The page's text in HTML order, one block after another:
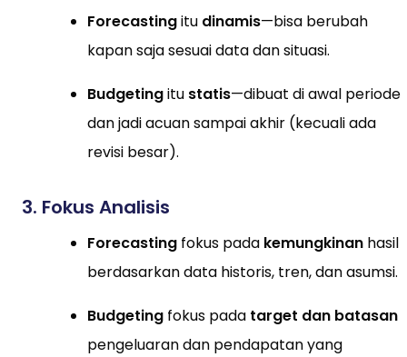
Forecastingitu dinamis—bisa berubah
kapan saja sesuai data dan situasi.
Budgetingitu statis—dibuat di awal periode
dan jadi acuan sampai akhir (kecuali ada
revisi besar).
3. Fokus Analisis
Forecasting fokus pada kemungkinan hasil
berdasarkan data historis, tren, dan asumsi.
Budgeting fokus pada target dan batasan
pengeluaran dan pendapatan yang